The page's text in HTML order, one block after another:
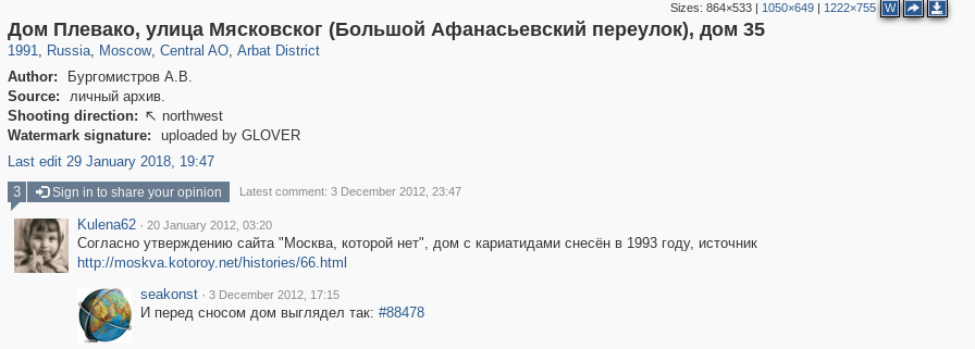
Sizes: 864×533| 1050×649| 1222×755 W
Дом Плевако, улица Мясковског (Большой Афанасьевский переулок), дом 35
1991, Russia
1,406,849 29,243
, Moscow
319,861 8,286
, Central AO
160,009 5,916
, Arbat District
13,485 356
Author:
Бургомистров А.В.
Source:
личный архив.
Shooting direction:  northwest
Watermark signature:
uploaded by GLOVER
Last edit 29 January 2018, 19:47
3 Sign in to share your opinion Latest comment: 3 December 2012, 23:47
Kulena62 · 20 January 2012, 03:20
Согласно утверждению сайта "Москва, которой нет", дом с кариатидами снесён в 1993 году, источник
http://moskva.kotoroy.net/histories/66.html
seakonst · 3 December 2012, 17:15
И перед сносом дом выглядел так: #88478